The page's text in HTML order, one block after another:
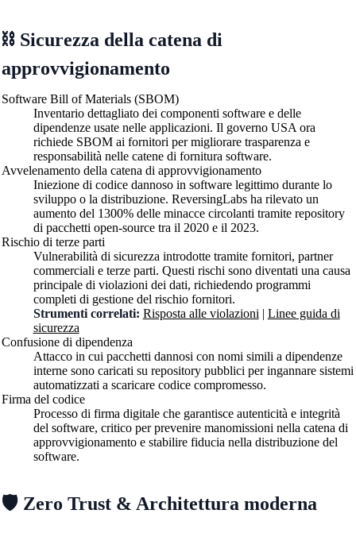
⛓️ Sicurezza della catena di
approvvigionamento
Software Bill of Materials (SBOM)
Inventario dettagliato dei componenti software e delle
dipendenze usate nelle applicazioni. Il governo USA ora
richiede SBOM ai fornitori per migliorare trasparenza e
responsabilità nelle catene di fornitura software.
Avvelenamento della catena di approvvigionamento
Iniezione di codice dannoso in software legittimo durante lo
sviluppo o la distribuzione. ReversingLabs ha rilevato un
aumento del 1300% delle minacce circolanti tramite repository
di pacchetti open-source tra il 2020 e il 2023.
Rischio di terze parti
Vulnerabilità di sicurezza introdotte tramite fornitori, partner
commerciali e terze parti. Questi rischi sono diventati una causa
principale di violazioni dei dati, richiedendo programmi
completi di gestione del rischio fornitori.
Strumenti correlati: Risposta alle violazioni | Linee guida di
sicurezza
Confusione di dipendenza
Attacco in cui pacchetti dannosi con nomi simili a dipendenze
interne sono caricati su repository pubblici per ingannare sistemi
automatizzati a scaricare codice compromesso.
Firma del codice
Processo di firma digitale che garantisce autenticità e integrità
del software, critico per prevenire manomissioni nella catena di
approvvigionamento e stabilire fiducia nella distribuzione del
software.
🛡️ Zero Trust & Architettura moderna